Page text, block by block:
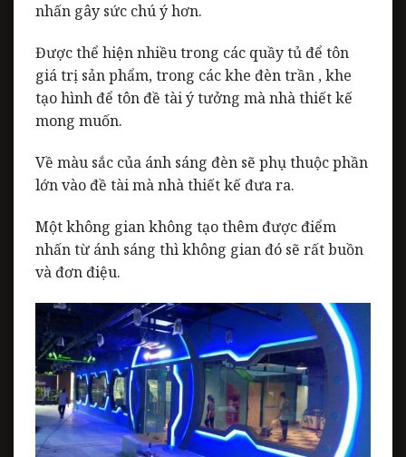
nhấn gây sức chú ý hơn.
Được thể hiện nhiều trong các quầy tủ để tôn
giá trị sản phẩm, trong các khe đèn trần , khe
tạo hình để tôn đề tài ý tưởng mà nhà thiết kế
mong muốn.
Về màu sắc của ánh sáng đèn sẽ phụ thuộc phần
lớn vào đề tài mà nhà thiết kế đưa ra.
Một không gian không tạo thêm được điểm
nhấn từ ánh sáng thì không gian đó sẽ rất buồn
và đơn điệu.